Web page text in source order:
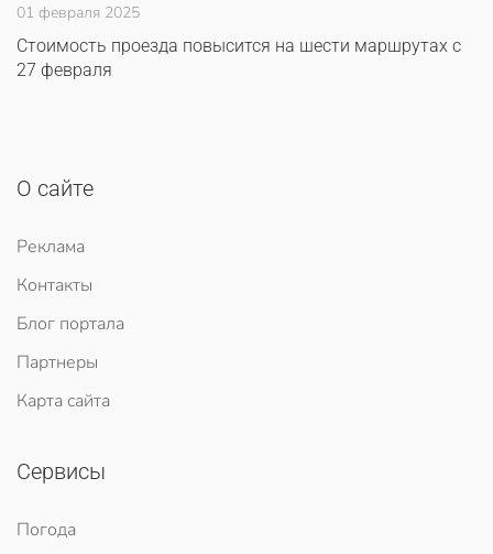
01 февраля 2025
Стоимость проезда повысится на шести маршрутах с
27 февраля
О сайте
Реклама
Контакты
Блог портала
Партнеры
Карта сайта
Сервисы
Погода